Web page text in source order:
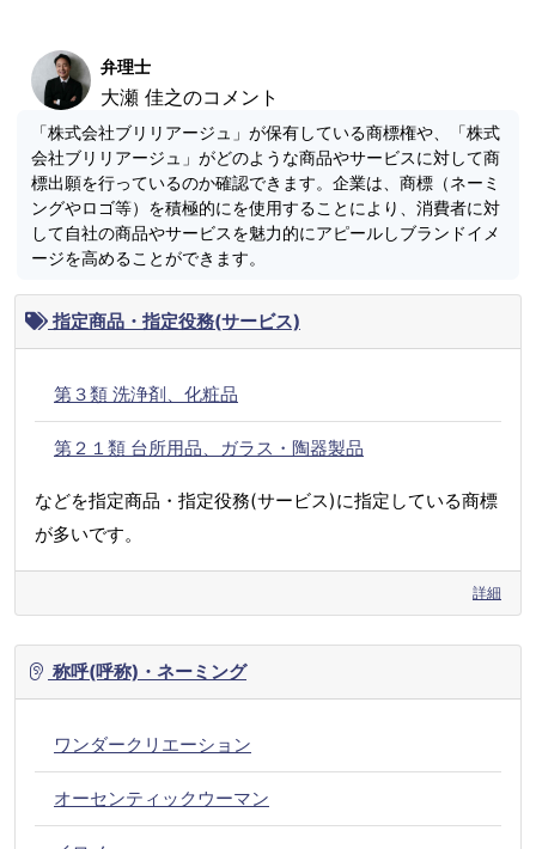
弁理士
大瀬 佳之のコメント
「株式会社ブリリアージュ」が保有している商標権や、「株式
会社ブリリアージュ」がどのような商品やサービスに対して商
標出願を行っているのか確認できます。企業は、商標（ネーミ
ングやロゴ等）を積極的にを使用することにより、消費者に対
して自社の商品やサービスを魅力的にアピールしブランドイメ
ージを高めることができます。
指定商品・指定役務(サービス)
第３類 洗浄剤、化粧品
第２１類 台所用品、ガラス・陶器製品
などを指定商品・指定役務(サービス)に指定している商標
が多いです。
詳細
称呼(呼称)・ネーミング
ワンダークリエーション
オーセンティックウーマン